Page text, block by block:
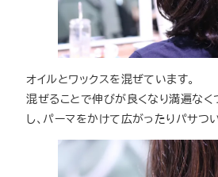
オイルとワックスを混ぜています。
混ぜることで伸びが良くなり満遍な
し、パーマをかけて広がったりパサつ